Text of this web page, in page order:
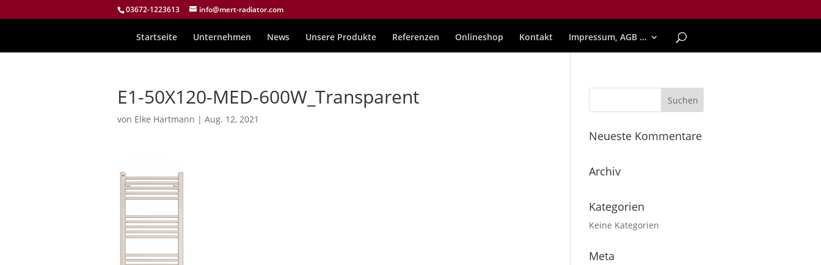
03672-1223613 info@mert-radiator.com
Startseite Unternehmen News Unsere Produkte Referenzen Onlineshop Kontakt Impressum, AGB …
E1-50X120-MED-600W_Transparent
von Elke Hartmann | Aug. 12, 2021
Neueste Kommentare
Archiv
Kategorien
Keine Kategorien
Meta